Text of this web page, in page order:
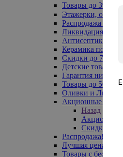
Товары до 399₽
Этажерки,
Распродажа
Ликвидация до -
Антисептики
Керамика по 129
Скидки до 70%
Детские товары
Гарантия низкой
Товары до 500 руб
Оливки и Лимоны
Акционные
Назад
Акционные
Скидка 20%
Распродажа!
Лучшая цена
Товары с